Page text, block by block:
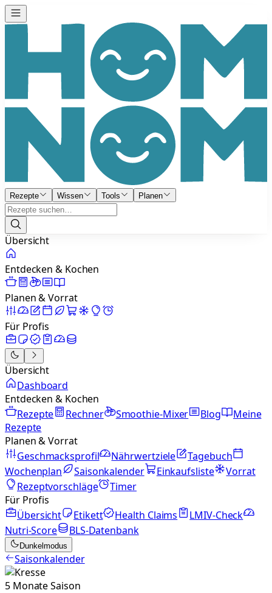
Rezepte Wissen Tools Planen
Übersicht
Entdecken & Kochen
Planen & Vorrat
Für Profis
Übersicht
Dashboard
Entdecken & Kochen
Rezepte
Rechner Smoothie-Mixer Blog
Meine
Rezepte
Planen & Vorrat
Geschmacksprofil
Nährwertziele
Tagebuch
Wochenplan
Saisonkalender Einkaufsliste
Vorrat
Rezeptvorschläge
Timer
Für Profis
Übersicht
Etikett Health Claims
LMIV-Check
Nutri-Score
BLS-Datenbank
Dunkelmodus
Saisonkalender
5 MonateSaison